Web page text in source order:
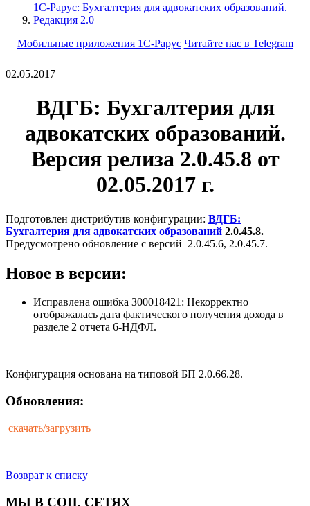
1С-Рарус: Бухгалтерия для адвокатских образований.
Редакция 2.0
Мобильные приложения 1С-Рарус Читайте нас в Telegram
02.05.2017
ВДГБ: Бухгалтерия для
адвокатских образований.
Версия релиза 2.0.45.8 от
02.05.2017 г.
Подготовлен дистрибутив конфигурации: ВДГБ:
Бухгалтерия для адвокатских образований 2.0.45.8.
Предусмотрено обновление с версий 2.0.45.6, 2.0.45.7.
Новое в версии:
Исправлена ошибка З00018421: Некорректно
отображалась дата фактического получения дохода в
разделе 2 отчета 6-НДФЛ.
Конфигурация основана на типовой БП 2.0.66.28.
Обновления:
скачать/загрузить
Возврат к списку
МЫ В СОЦ. СЕТЯХ